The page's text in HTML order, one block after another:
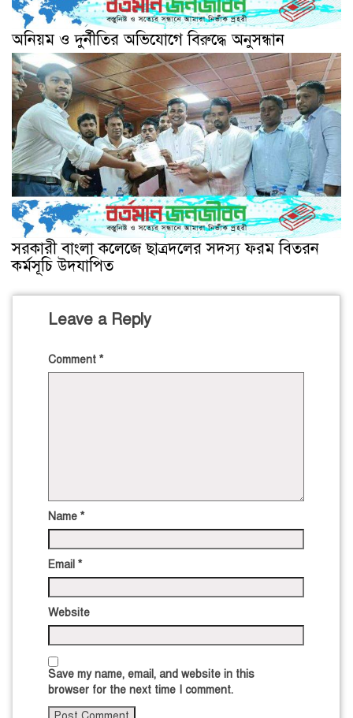
অনিয়ম ও দুর্নীতির অভিযোগে বিরুদ্ধে অনুসন্ধান
সরকারী বাংলা কলেজে ছাত্রদলের সদস্য ফরম বিতরন
কর্মসূচি উদযাপিত
Leave a Reply
Comment *
Name *
Email *
Website
Save my name, email, and website in this
browser for the next time I comment.